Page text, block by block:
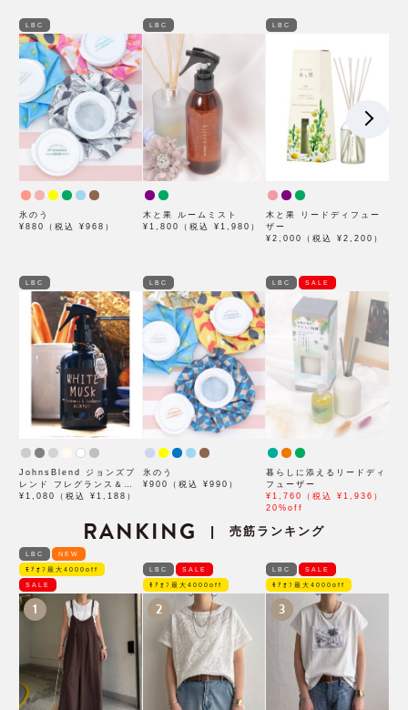
LBC
氷のう
¥880（税込 ¥968）
LBC
木と果 ルームミスト
¥1,800（税込 ¥1,980）
LBC
木と果 リードディフュー
ザー
¥2,000（税込 ¥2,200）
LBC
JohnsBlend ジョンズブ
レンド フレグランス＆デ
オドラントルームミスト
¥1,080（税込 ¥1,188）
LBC
氷のう
¥900（税込 ¥990）
LBC SALE
暮らしに添えるリードディ
フューザー
¥1,760（税込 ¥1,936）
20%off
RANKING | 売筋ランキング
LBC NEW
ﾓｱｵﾌ最大4000off
SALE
1
LBC SALE
ﾓｱｵﾌ最大4000off
2
LBC SALE
ﾓｱｵﾌ最大4000off
3